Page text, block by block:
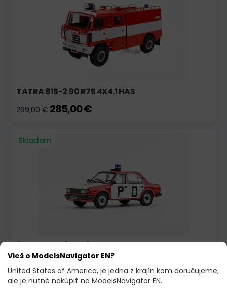
TATRA 815-2 90 R75 4X4.1 HAS
299,00 € 285,00 €
Skladom
ŠKODA 120L (1984) PO
31,90 €
Vieš o ModelsNavigator EN?
United States of America, je jedna z krajín kam doručujeme,
ale je nutné nakúpiť na ModelsNavigator EN.